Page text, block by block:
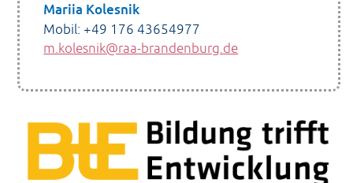
Mariia Kolesnik
Mobil: +49 176 43654977
m.kolesnik@raa-brandenburg.de